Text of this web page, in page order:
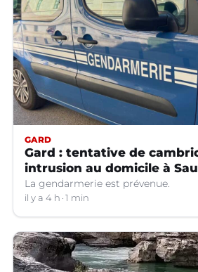
GARD
Gard : tentative de
intrusion au domicile à
La gendarmerie est prévenue.
il y a 4 h 1 min